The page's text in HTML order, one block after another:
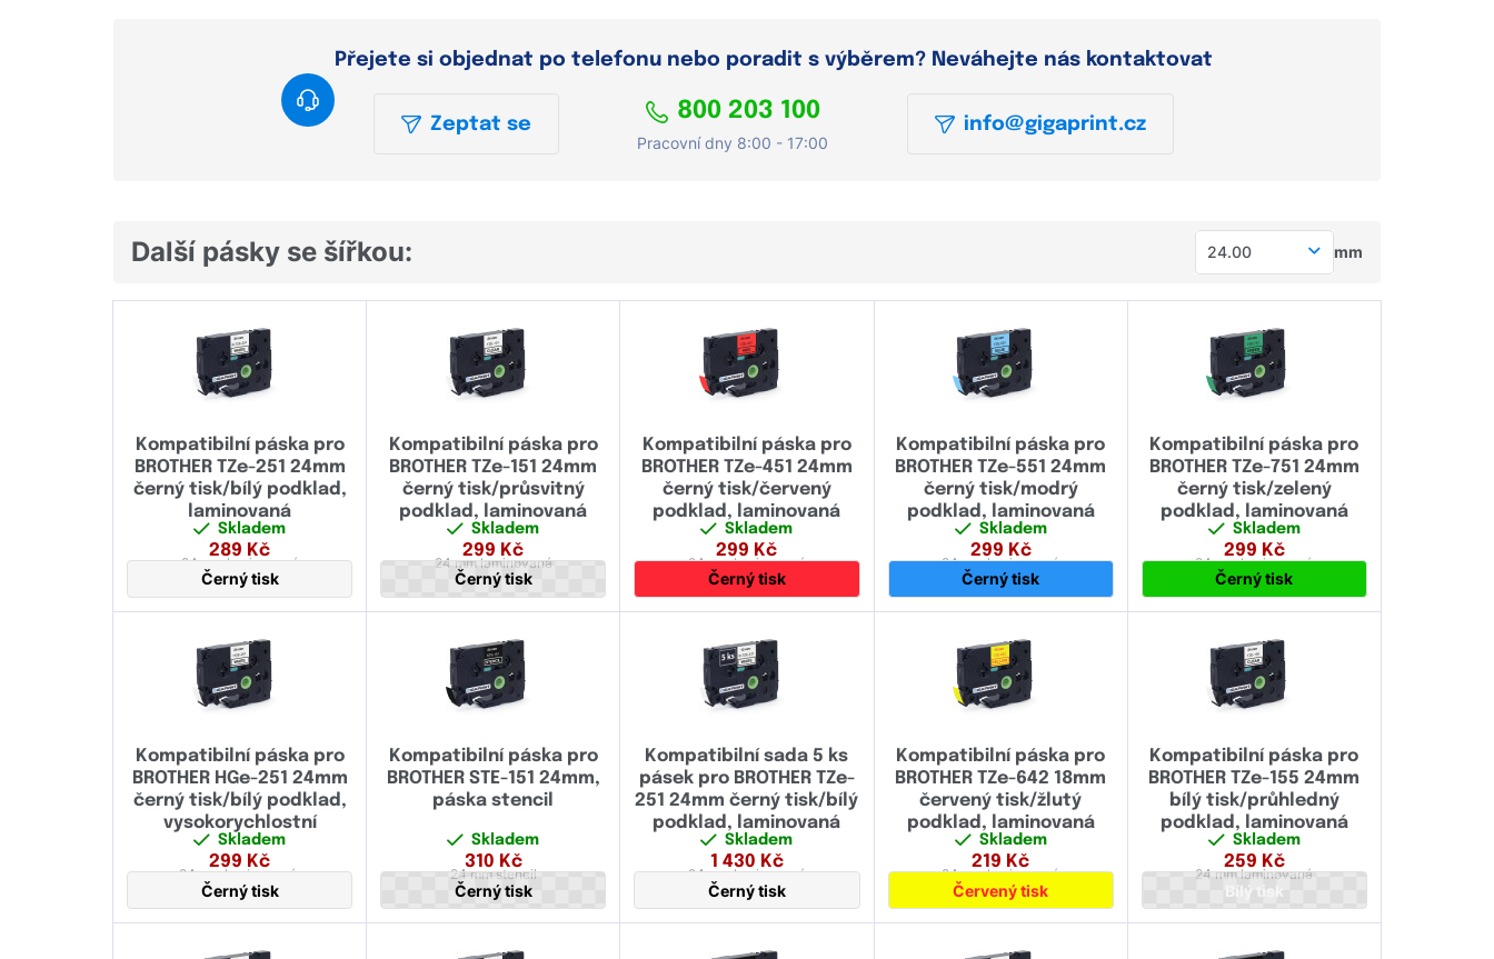
Přejete si objednat po telefonu nebo poradit s výběrem? Neváhejte nás kontaktovat
Zeptat se
800 203 100
Pracovní dny 8:00 - 17:00
info@gigaprint.cz
Další pásky se šířkou: 24.00
5.80
6.00
8.80
9.00
11.70
12.00
17.70
23.60
24.00
36.00
38.00
mm
Kompatibilní páska pro
BROTHER TZe-251 24mm
černý tisk/bílý podklad,
laminovaná
Skladem
289 Kč
24 mmlaminovaná
Černý tisk
Kompatibilní páska pro
BROTHER TZe-151 24mm
černý tisk/průsvitný
podklad, laminovaná
Skladem
299 Kč
24 mmlaminovaná
Černý tisk
Kompatibilní páska pro
BROTHER TZe-451 24mm
černý tisk/červený
podklad, laminovaná
Skladem
299 Kč
24 mmlaminovaná
Černý tisk
Kompatibilní páska pro
BROTHER TZe-551 24mm
černý tisk/modrý
podklad, laminovaná
Skladem
299 Kč
24 mmlaminovaná
Černý tisk
Kompatibilní páska pro
BROTHER TZe-751 24mm
černý tisk/zelený
podklad, laminovaná
Skladem
299 Kč
24 mmlaminovaná
Černý tisk
Kompatibilní páska pro
BROTHER HGe-251 24mm
černý tisk/bílý podklad,
vysokorychlostní
Skladem
299 Kč
24 mmlaminovaná,
vysokorychlostní
Černý tisk
Kompatibilní páska pro
BROTHER STE-151 24mm,
páska stencil
Skladem
310 Kč
24 mmstencil
Černý tisk
Kompatibilní sada 5 ks
pásek pro BROTHER TZe-
251 24mm černý tisk/bílý
podklad, laminovaná
Skladem
1 430 Kč
24 mmlaminovaná
Černý tisk
Kompatibilní páska pro
BROTHER TZe-642 18mm
červený tisk/žlutý
podklad, laminovaná
Skladem
219 Kč
24 mmlaminovaná
Červený tisk
Kompatibilní páska pro
BROTHER TZe-155 24mm
bílý tisk/průhledný
podklad, laminovaná
Skladem
259 Kč
24 mmlaminovaná
Bílý tisk